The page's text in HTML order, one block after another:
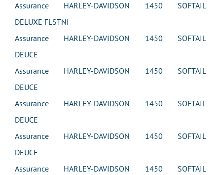
Assurance HARLEY-DAVIDSON 1450 SOFTAIL
DELUXE FLSTNI
Assurance HARLEY-DAVIDSON 1450 SOFTAIL
DEUCE
Assurance HARLEY-DAVIDSON 1450 SOFTAIL
DEUCE
Assurance HARLEY-DAVIDSON 1450 SOFTAIL
DEUCE
Assurance HARLEY-DAVIDSON 1450 SOFTAIL
DEUCE
Assurance HARLEY-DAVIDSON 1450 SOFTAIL